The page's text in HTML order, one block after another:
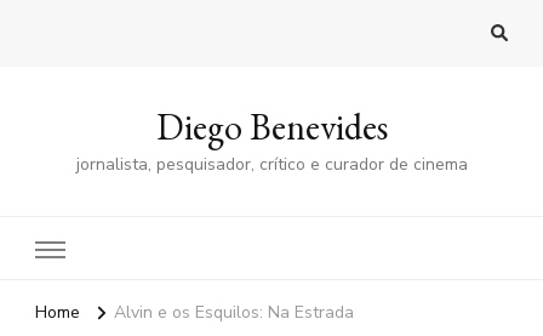
Diego Benevides
jornalista, pesquisador, crítico e curador de cinema
Home Alvin e os Esquilos: Na Estrada